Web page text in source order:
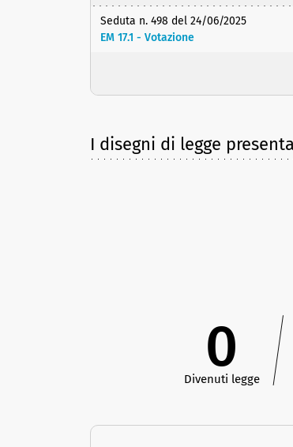
Seduta n. 498 del 24/06/2025
EM 17.1 - Votazione
I disegni di legge
0
Divenuti legge